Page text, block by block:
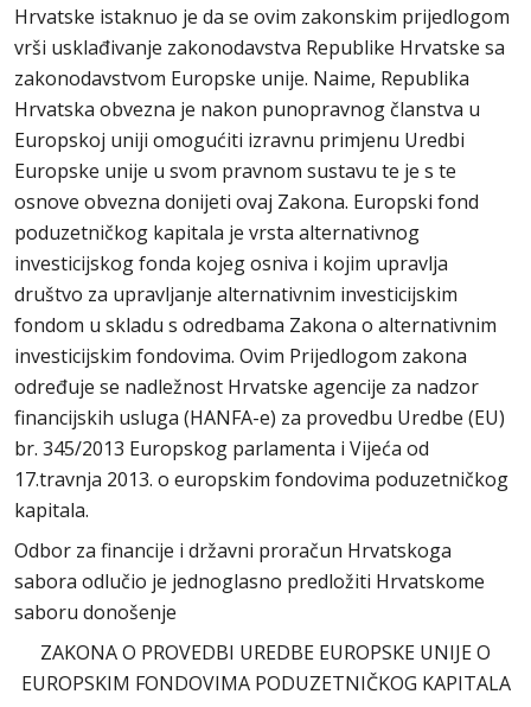
Hrvatske istaknuo je da se ovim zakonskim prijedlogom
vrši usklađivanje zakonodavstva Republike Hrvatske sa
zakonodavstvom Europske unije. Naime, Republika
Hrvatska obvezna je nakon punopravnog članstva u
Europskoj uniji omogućiti izravnu primjenu Uredbi
Europske unije u svom pravnom sustavu te je s te
osnove obvezna donijeti ovaj Zakona. Europski fond
poduzetničkog kapitala je vrsta alternativnog
investicijskog fonda kojeg osniva i kojim upravlja
društvo za upravljanje alternativnim investicijskim
fondom u skladu s odredbama Zakona o alternativnim
investicijskim fondovima. Ovim Prijedlogom zakona
određuje se nadležnost Hrvatske agencije za nadzor
financijskih usluga (HANFA-e) za provedbu Uredbe (EU)
br. 345/2013 Europskog parlamenta i Vijeća od
17.travnja 2013. o europskim fondovima poduzetničkog
kapitala.
Odbor za financije i državni proračun Hrvatskoga
sabora odlučio je jednoglasno predložiti Hrvatskome
saboru donošenje
ZAKONA O PROVEDBI UREDBE EUROPSKE UNIJE O
EUROPSKIM FONDOVIMA PODUZETNIČKOG KAPITALA